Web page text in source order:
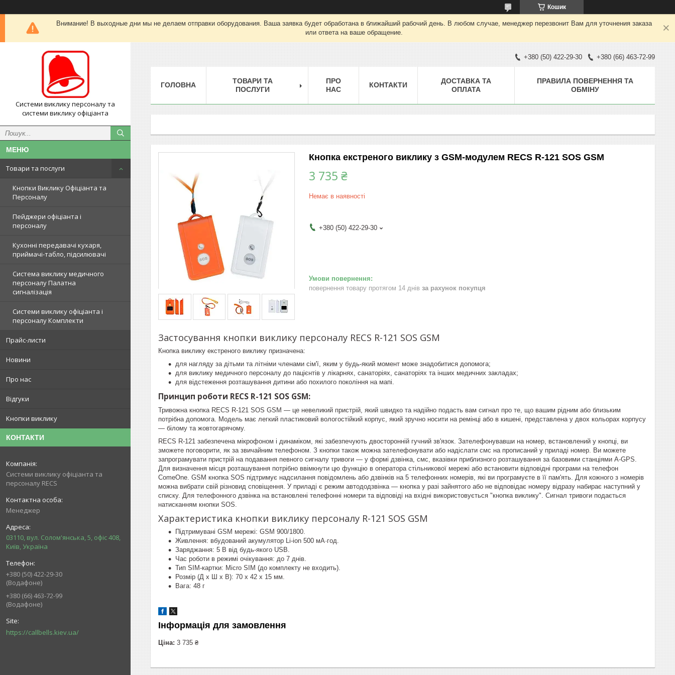
Кошик
Внимание! В выходные дни мы не делаем отправки оборудования. Ваша заявка будет обработана в ближайший рабочий день. В любом случае, менеджер перезвонит Вам для уточнения заказа
или ответа на ваше обращение.
Системи виклику персоналу та
системи виклику офіціанта
Товари та послуги
Кнопки Виклику Офіціанта та
Персоналу
Пейджери офіціанта і
персоналу
Кухонні передавачі кухаря,
приймачі-табло, підсилювачі
Система виклику медичного
персоналу Палатна
сигналізація
Системи виклику офіціанта і
персоналу Комплекти
Прайс-листи
Новини
Про нас
Відгуки
Кнопки виклику
КОНТАКТИ
Системи виклику офіціанта та
персоналу RECS
Менеджер
03110, вул. Солом'янська, 5, офіс 408,
Київ, Україна
+380 (50) 422-29-30
(Водафоне)
+380 (66) 463-72-99
(Водафоне)
https://callbells.kiev.ua/
+380 (50) 422-29-30 +380 (66) 463-72-99
ГОЛОВНА
ТОВАРИ ТА
ПОСЛУГИ
ПРО
НАС
КОНТАКТИ
ДОСТАВКА ТА
ОПЛАТА
ПРАВИЛА ПОВЕРНЕННЯ ТА
ОБМІНУ
Кнопка екстреного виклику з GSM-модулем RECS R-121 SOS GSM
3 735 ₴
Немає в наявності
+380 (50) 422-29-30
повернення товару протягом 14 днів за рахунок покупця
Застосування кнопки виклику персоналу RECS R-121 SOS GSM
Кнопка виклику екстреного виклику призначена:
для нагляду за дітьми та літніми членами сім'ї, яким у будь-який момент може знадобитися допомога;
для виклику медичного персоналу до пацієнтів у лікарнях, санаторіях, санаторіях та інших медичних закладах;
для відстеження розташування дитини або похилого покоління на мапі.
Принцип роботи RECS R-121 SOS GSM:
Тривожна кнопка RECS R-121 SOS GSM — це невеликий пристрій, який швидко та надійно подасть вам сигнал про те, що вашим рідним або близьким
потрібна допомога. Модель має легкий пластиковий вологостійкий корпус, який зручно носити на ремінці або в кишені, представлена у двох кольорах корпусу
— білому та жовтогарячому.
RECS R-121 забезпечена мікрофоном і динаміком, які забезпечують двосторонній гучний зв'язок. Зателефонувавши на номер, встановлений у кнопці, ви
зможете поговорити, як за звичайним телефоном. З кнопки також можна зателефонувати або надіслати смс на прописаний у приладі номер. Ви можете
запрограмувати пристрій на подавання певного сигналу тривоги — у формі дзвінка, смс, вказівки приблизного розташування за базовими станціями A-GPS.
Для визначення місця розташування потрібно ввімкнути цю функцію в оператора стільникової мережі або встановити відповідні програми на телефон
ComeOne. GSM кнопка SOS підтримує надсилання повідомлень або дзвінків на 5 телефонних номерів, які ви програмуєте в її пам'ять. Для кожного з номерів
можна вибрати свій різновид сповіщення. У приладі є режим автододзвінка — кнопка у разі зайнятого або не відповідає номеру відразу набирає наступний у
списку. Для телефонного дзвінка на встановлені телефонні номери та відповіді на вхідні використовується "кнопка виклику". Сигнал тривоги подається
натисканням кнопки SOS.
Характеристика кнопки виклику персоналу R-121 SOS GSM
Підтримувані GSM мережі: GSM 900/1800.
Живлення: вбудований акумулятор Li-ion 500 мА·год.
Заряджання: 5 В від будь-якого USB.
Час роботи в режимі очікування: до 7 днів.
Тип SIM-картки: Micro SIM (до комплекту не входить).
Розмір (Д х Ш х В): 70 х 42 х 15 мм.
Вага: 48 г
Інформація для замовлення
Ціна: 3 735 ₴